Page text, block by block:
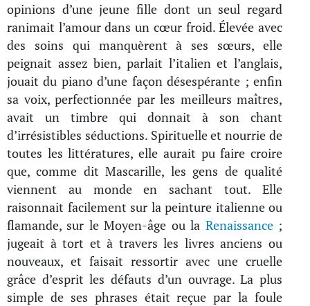
opinions d’une jeune fille dont un seul regard
ranimait l’amour dans un cœur froid. Élevée avec
des soins qui manquèrent à ses sœurs, elle
peignait assez bien, parlait l’italien et l’anglais,
jouait du piano d’une façon désespérante ; enfin
sa voix, perfectionnée par les meilleurs maîtres,
avait un timbre qui donnait à son chant
d’irrésistibles séductions. Spirituelle et nourrie de
toutes les littératures, elle aurait pu faire croire
que, comme dit Mascarille, les gens de qualité
viennent au monde en sachant tout. Elle
raisonnait facilement sur la peinture italienne ou
flamande, sur le Moyen-âge ou la Renaissance;
jugeait à tort et à travers les livres anciens ou
nouveaux, et faisait ressortir avec une cruelle
grâce d’esprit les défauts d’un ouvrage. La plus
simple de ses phrases était reçue par la foule